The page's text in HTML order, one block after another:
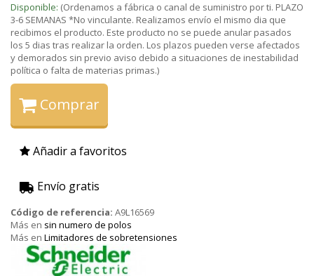
Disponible: (Ordenamos a fábrica o canal de suministro por ti. PLAZO
3-6 SEMANAS *No vinculante. Realizamos envío el mismo dia que
recibimos el producto. Este producto no se puede anular pasados
los 5 dias tras realizar la orden. Los plazos pueden verse afectados
y demorados sin previo aviso debido a situaciones de inestabilidad
política o falta de materias primas.)
Comprar
Añadir a favoritos
Envío gratis
Código de referencia: A9L16569
Más en sin numero de polos
Más en Limitadores de sobretensiones